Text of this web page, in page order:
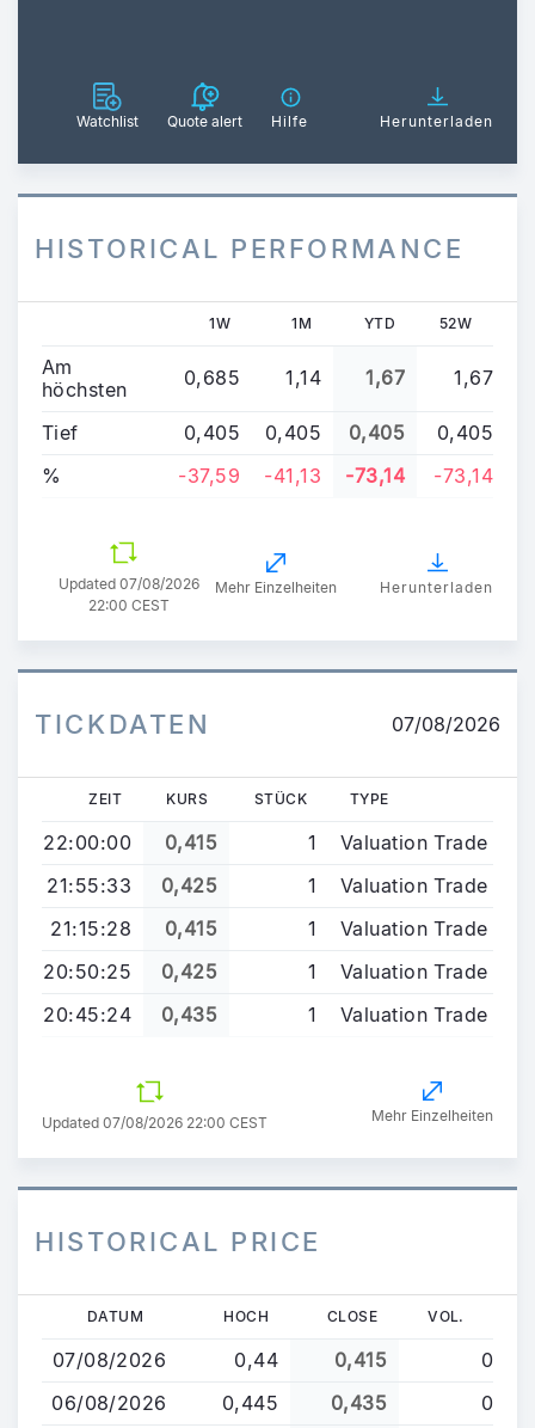
Watchlist Quote alert Hilfe Herunterladen
HISTORICAL PERFORMANCE
1W 1M YTD 52W
Am
höchsten
0,685 1,14 1,67 1,67
Tief 0,405 0,405 0,405
0,405
%
-37,59 -41,13 -73,14 -73,14
Updated 07/08/2026
22:00 CEST
Mehr Einzelheiten Herunterladen
TICKDATEN 07/08/2026
ZEIT KURS STÜCK TYPE
22:00:00 0,415 1
Valuation Trade
21:55:33
0,425 1
Valuation Trade
21:15:28
0,415 1
Valuation Trade
20:50:25
0,425 1
Valuation Trade
20:45:24
0,435 1 Valuation Trade
Updated 07/08/2026 22:00 CEST Mehr Einzelheiten
HISTORICAL PRICE
Direkt
Inhalt
DATUM HOCH CLOSE VOL.
07/08/2026 0,44 0,415
0
06/08/2026
0,445 0,435
0